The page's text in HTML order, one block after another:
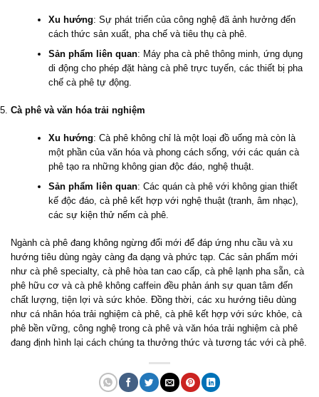
Xu hướng: Sự phát triển của công nghệ đã ảnh hưởng đến
cách thức sản xuất, pha chế và tiêu thụ cà phê.
Sản phẩm liên quan: Máy pha cà phê thông minh, ứng dụng
di động cho phép đặt hàng cà phê trực tuyến, các thiết bị pha
chế cà phê tự động.
Cà phê và văn hóa trải nghiệm
Xu hướng: Cà phê không chỉ là một loại đồ uống mà còn là
một phần của văn hóa và phong cách sống, với các quán cà
phê tạo ra những không gian độc đáo, nghệ thuật.
Sản phẩm liên quan: Các quán cà phê với không gian thiết
kế độc đáo, cà phê kết hợp với nghệ thuật (tranh, âm nhạc),
các sự kiện thử nếm cà phê.
Ngành cà phê đang không ngừng đổi mới để đáp ứng nhu cầu và xu
hướng tiêu dùng ngày càng đa dạng và phức tạp. Các sản phẩm mới
như cà phê specialty, cà phê hòa tan cao cấp, cà phê lạnh pha sẵn, cà
phê hữu cơ và cà phê không caffein đều phản ánh sự quan tâm đến
chất lượng, tiện lợi và sức khỏe. Đồng thời, các xu hướng tiêu dùng
như cá nhân hóa trải nghiệm cà phê, cà phê kết hợp với sức khỏe, cà
phê bền vững, công nghệ trong cà phê và văn hóa trải nghiệm cà phê
đang định hình lại cách chúng ta thưởng thức và tương tác với cà phê.